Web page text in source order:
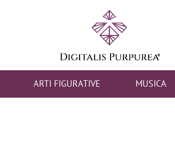
ARTI FIGURATIVE MUSICA